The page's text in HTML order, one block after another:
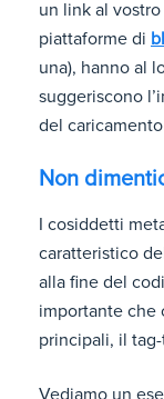
un link al
piattaforme di
una), hanno al
suggeriscono
del
Non
I cosiddetti
caratteristico
alla fine del
importante che
principali, il
Vediamo un